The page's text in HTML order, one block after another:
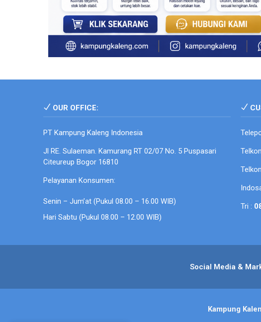
OUR OFFICE:
PT Kampung Kaleng Indonesia
Jl RE. Sulaeman. Kamurang RT 02/07 No. 5 Puspasari
Citeureup Bogor 16810
Pelayanan Konsumen:
Senin – Jum’at (Pukul 08.00 – 16.00 WIB)
Hari Sabtu (Pukul 08.00 – 12.00 WIB)
Tri :
Social Media &
Kampung